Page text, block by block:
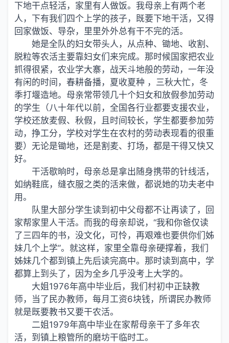
下地干点轻活，家里有人做饭。我母亲上有两个老
人，下有我们四个上学的孩子，既要下地干活，又得
回家做饭、导杂，里里外外总有干不完的活。
她是全队的妇女带头人，从点种、锄地、收割、
脱粒等农活主要靠妇女们来完成。那时候国家把农业
抓得很紧，农业学大寨，战天斗地般的劳动，一年没
有闲的时间，春耕备播，夏收夏种 ，三秋大忙，冬
季打堰造地。母亲常带领几十个妇女和放假参加劳动
的学生（八十年代以前，全国各行业都要支援农业，
学校还放麦假、秋假，且时间较长，学生都要参加劳
动，挣工分，学校对学生在农村的劳动表现看的很重
要）无论是锄地，还是割麦、打场，都是干得又快又
好。
干活歇晌时，母亲总是拿出随身携带的针线活，
如纳鞋底，缝衣服之类的活来做，都说她的功夫老中
用。
队里大部分学生读到初中父母都不让再读了，回
家帮家里人干活。而我的母亲却说，“我和你爸仅读
了三四年的书，没文化，可怜，再艰难也要供你们姊
妹几个上学”。就这样，家里全靠母亲硬撑着，我们
姊妹几个都到镇上先后读完高中。那时读到高中，学
都算上到头了，因为全乡几乎没考上大学的。
大姐1976年高中毕业后，我们村初中正缺教
师，当了民办教师，每月工资6块钱，所谓民办教师
就是既要教书又要干农活。
二姐1979年高中毕业在家帮母亲干了多年农
活，到镇上粮管所的磨坊干临时工。